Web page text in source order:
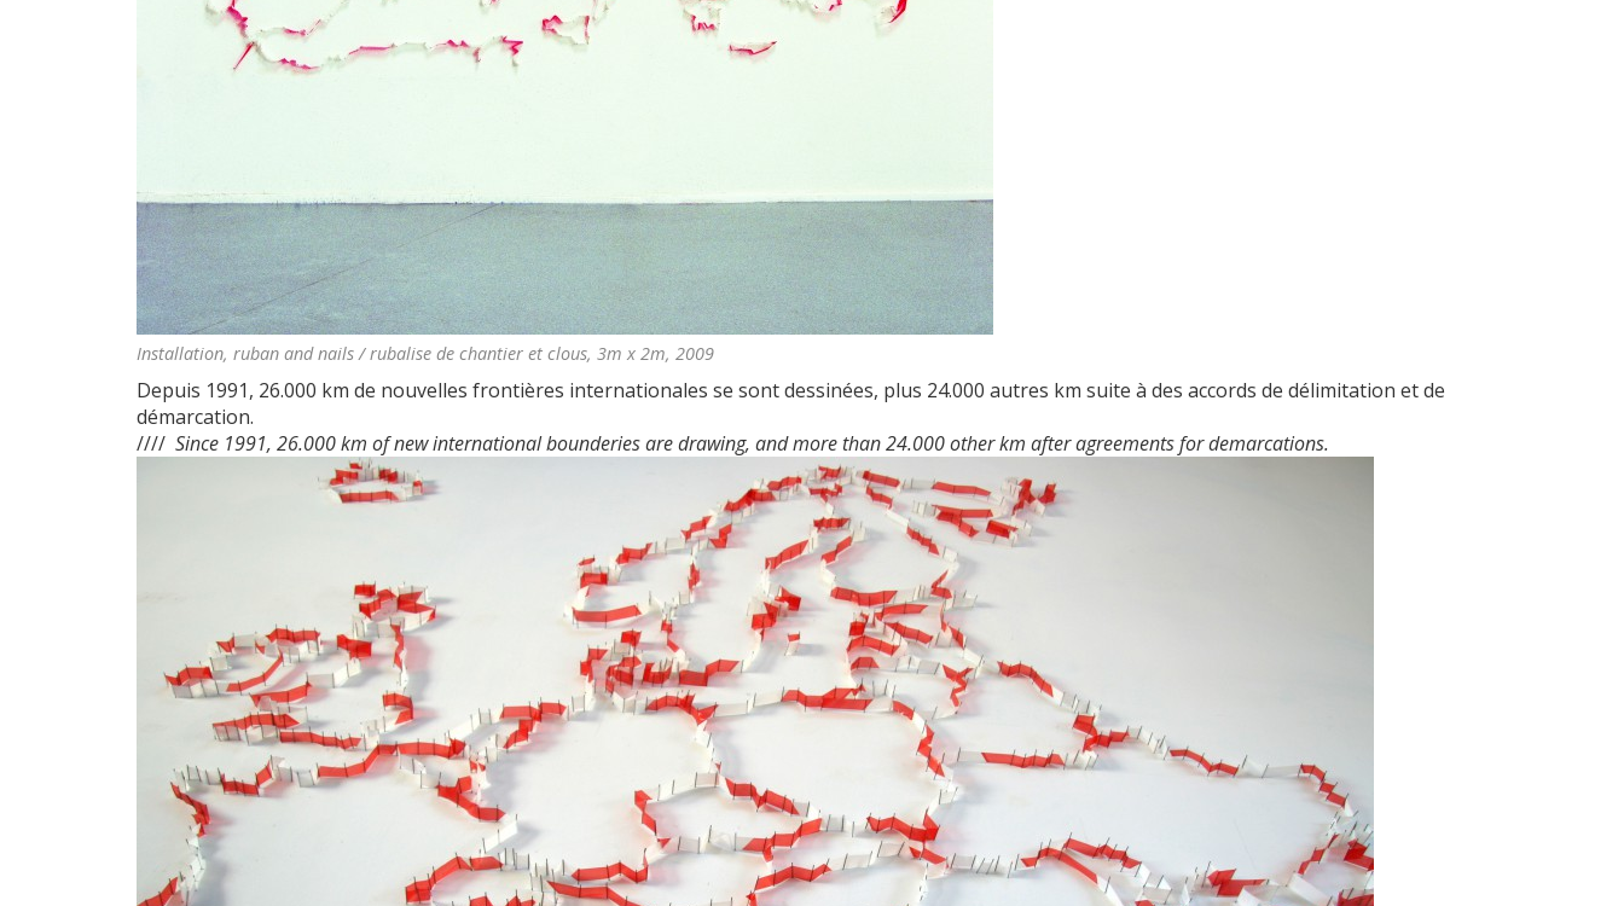
Installation, ruban and nails / rubalise de chantier et clous, 3m x 2m, 2009
Depuis 1991, 26.000 km de nouvelles frontières internationales se sont dessinées, plus 24.000 autres km suite à des accords de délimitation et de
démarcation.
////Since 1991, 26.000 km of new international bounderies are drawing, and more than 24.000 other km after agreements for demarcations.